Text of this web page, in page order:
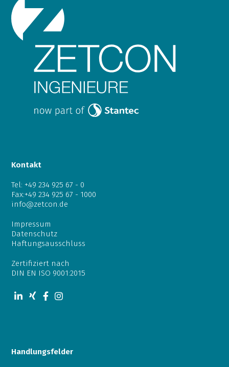
Kontakt
Tel: +49 234 925 67 - 0
Fax:+49 234 925 67 - 1000
info@zetcon.de
Impressum
Datenschutz
Haftungsausschluss
Zertifiziert nach
DIN EN ISO 9001:2015
Handlungsfelder